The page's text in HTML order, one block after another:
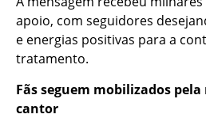
apoio, com seguidores
e energias positivas para a
tratamento.
Fãs seguem mobilizados
cantor